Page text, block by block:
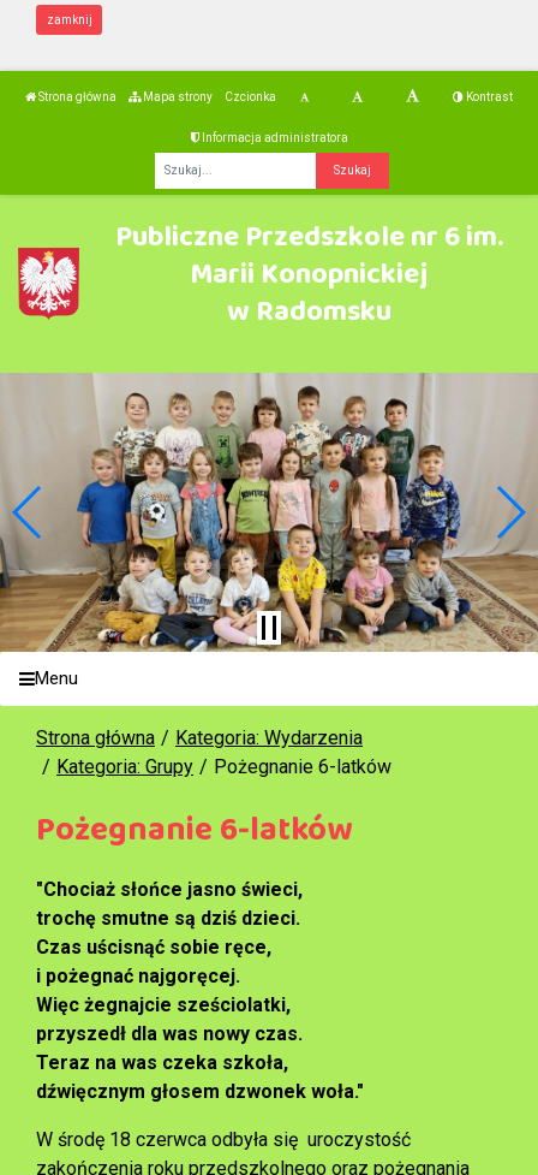
zamknij
Strona główna Mapa strony Czcionka Kontrast
Informacja administratora
Publiczne Przedszkole nr 6 im.
Marii Konopnickiej
w Radomsku
Menu
Strona główna
Kategoria: Wydarzenia
Kategoria: Grupy
Pożegnanie 6-latków
Pożegnanie 6-latków
"Chociaż słońce jasno świeci,
trochę smutne są dziś dzieci.
Czas uścisnąć sobie ręce,
i pożegnać najgoręcej.
Więc żegnajcie sześciolatki,
przyszedł dla was nowy czas.
Teraz na was czeka szkoła,
dźwięcznym głosem dzwonek woła."
W środę 18 czerwca odbyła się uroczystość
zakończenia roku przedszkolnego oraz pożegnania